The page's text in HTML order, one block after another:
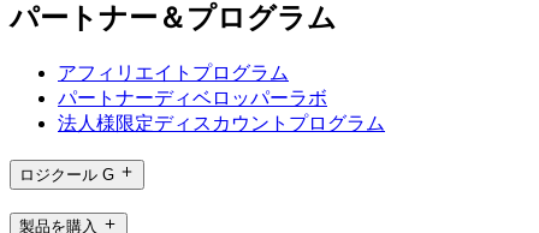
パートナー＆プログラム
アフィリエイトプログラム
パートナーディベロッパーラボ
法人様限定ディスカウントプログラム
ロジクール G
製品を購入